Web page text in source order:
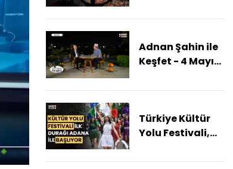
Adnan Şahin ile
Keşfet - 4 Mayıs
Şahin
Türkiye Kültür
Yolu Festivali,
çiçekleri